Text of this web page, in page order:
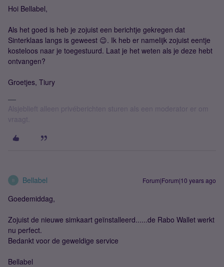
Hoi Bellabel,
Als het goed is heb je zojuist een berichtje gekregen dat
Sinterklaas langs is geweest 😉. Ik heb er namelijk zojuist eentje
kosteloos naar je toegestuurd. Laat je het weten als je deze hebt
ontvangen?
Groetjes, Tiury
Alsjeblieft alleen privéberichten sturen als een moderator er om
vraagt.
B Bellabel Forum|Forum|10 years ago
Goedemiddag,
Zojuist de nieuwe simkaart geïnstalleerd......de Rabo Wallet werkt
nu perfect.
Bedankt voor de geweldige service
Bellabel